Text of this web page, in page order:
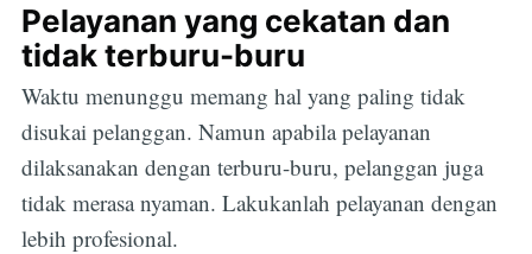
Pelayanan yang cekatan dan
tidak terburu-buru
Waktu menunggu memang hal yang paling tidak
disukai pelanggan. Namun apabila pelayanan
dilaksanakan dengan terburu-buru, pelanggan juga
tidak merasa nyaman. Lakukanlah pelayanan dengan
lebih profesional.